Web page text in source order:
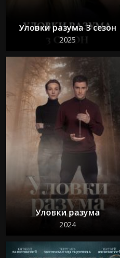
Уловки разума 3 сезон
2025
Уловки разума
2024